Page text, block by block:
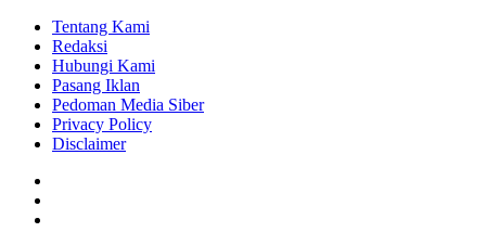
Tentang Kami
Redaksi
Hubungi Kami
Pasang Iklan
Pedoman Media Siber
Privacy Policy
Disclaimer